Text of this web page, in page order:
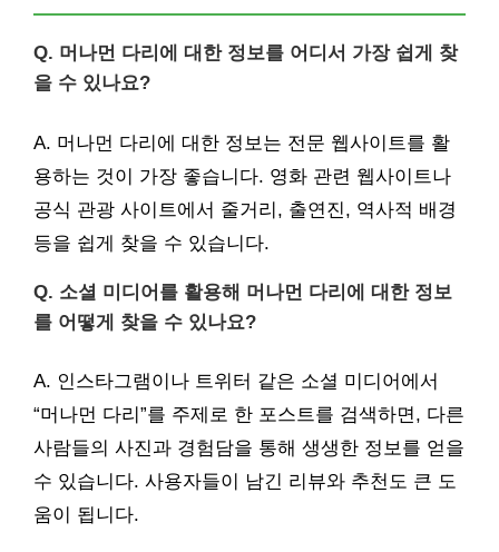
Q. 머나먼 다리에 대한 정보를 어디서 가장 쉽게 찾
을 수 있나요?
A. 머나먼 다리에 대한 정보는 전문 웹사이트를 활
용하는 것이 가장 좋습니다. 영화 관련 웹사이트나
공식 관광 사이트에서 줄거리, 출연진, 역사적 배경
등을 쉽게 찾을 수 있습니다.
Q. 소셜 미디어를 활용해 머나먼 다리에 대한 정보
를 어떻게 찾을 수 있나요?
A. 인스타그램이나 트위터 같은 소셜 미디어에서
“머나먼 다리”를 주제로 한 포스트를 검색하면, 다른
사람들의 사진과 경험담을 통해 생생한 정보를 얻을
수 있습니다. 사용자들이 남긴 리뷰와 추천도 큰 도
움이 됩니다.